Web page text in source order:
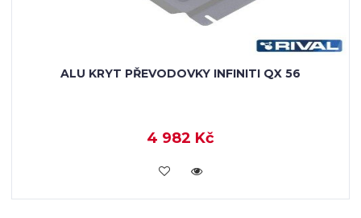
ALU KRYT PŘEVODOVKY INFINITI QX 56
4 982 Kč
KOUPIT